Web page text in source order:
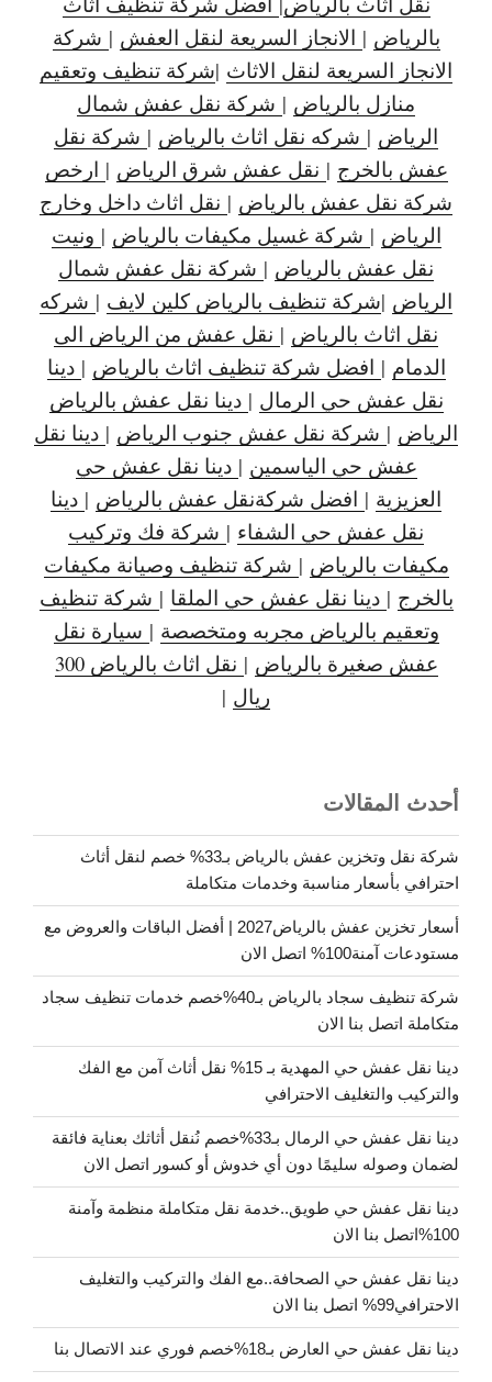
بالرياض | الانجاز السريعة لنقل العفش | شركة
الانجاز السريعة لنقل الاثاث |شركة تنظيف وتعقيم
منازل بالرياض | شركة نقل عفش شمال
الرياض | شركه نقل اثاث بالرياض | شركة نقل
عفش بالخرج | نقل عفش شرق الرياض | ارخص
شركة نقل عفش بالرياض | نقل اثاث داخل وخارج
الرياض | شركة غسيل مكيفات بالرياض | ونيت
نقل عفش بالرياض | شركة نقل عفش شمال
الرياض |شركة تنظيف بالرياض كلين لايف | شركه
نقل اثاث بالرياض | نقل عفش من الرياض الى
الدمام | افضل شركة تنظيف اثاث بالرياض | دينا
نقل عفش حي الرمال | دينا نقل عفش بالرياض
الرياض | شركة نقل عفش جنوب الرياض | دينا نقل
عفش حي الياسمين | دينا نقل عفش حي
العزيزية | افضل شركةنقل عفش بالرياض | دينا
نقل عفش حي الشفاء | شركة فك وتركيب
مكيفات بالرياض | شركة تنظيف وصيانة مكيفات
بالخرج | دينا نقل عفش حي الملقا | شركة تنظيف
وتعقيم بالرياض مجربه ومتخصصة | سيارة نقل
عفش صغيرة بالرياض |
نقل اثاث بالرياض 300
ريال |
أحدث المقالات
شركة نقل وتخزين عفش بالرياض بـ33% خصم لنقل أثاث
احترافي بأسعار مناسبة وخدمات متكاملة
أسعار تخزين عفش بالرياض2027 | أفضل الباقات والعروض مع
مستودعات آمنة100% اتصل الان
شركة تنظيف سجاد بالرياض بـ40%خصم خدمات تنظيف سجاد
متكاملة اتصل بنا الان
دينا نقل عفش حي المهدية بـ 15% نقل أثاث آمن مع الفك
والتركيب والتغليف الاحترافي
دينا نقل عفش حي الرمال بـ33%خصم نُنقل أثاثك بعناية فائقة
لضمان وصوله سليمًا دون أي خدوش أو كسور اتصل الان
دينا نقل عفش حي طويق..خدمة نقل متكاملة منظمة وآمنة
100%اتصل بنا الان
دينا نقل عفش حي الصحافة..مع الفك والتركيب والتغليف
الاحترافي99% اتصل بنا الان
دينا نقل عفش حي العارض بـ18%خصم فوري عند الاتصال بنا